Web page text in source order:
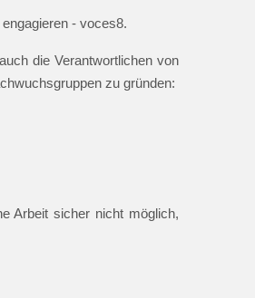
- voces8.
die Verantwortlichen von
zu gründen:
Arbeit sicher nicht möglich,